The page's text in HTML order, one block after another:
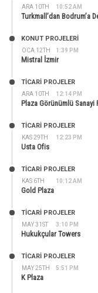
ARA 10TH 10:52 AM
Turkmall’dan Bodrum’a
OCA 12TH 1:39 PM
KONUT PROJELERI
Mistral İzmir
ARA 10TH 12:14 PM
TİCARİ PROJELER
Plaza Görünümlü
KAS 29TH 12:23 PM
TİCARİ PROJELER
Usta Ofis
KAS 6TH 10:12 AM
TİCARİ PROJELER
Gold Plaza
MAY 31ST 3:10 PM
TİCARİ PROJELER
Hukukçular Towers
MAY 25TH 5:51 PM
TİCARİ PROJELER
K Plaza